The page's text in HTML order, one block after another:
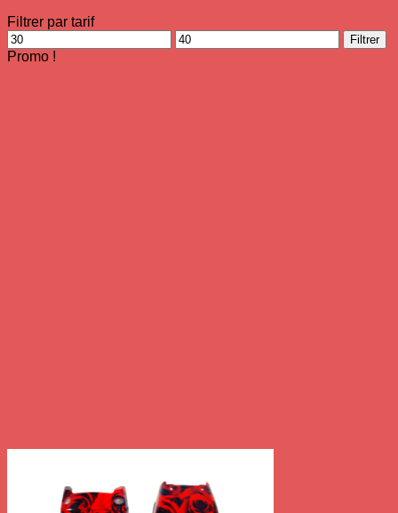
Filtrer par tarif
Prix
min
Prix
max
Filtrer
Promo !